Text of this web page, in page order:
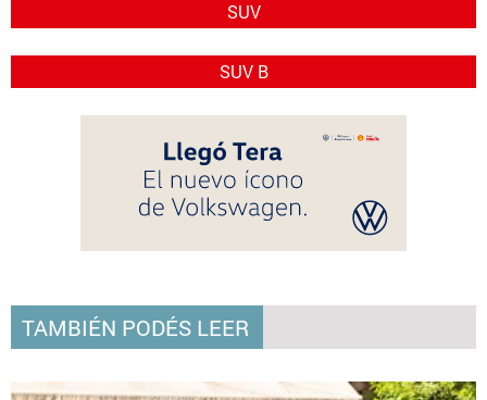
SUV
SUV B
TAMBIÉN PODÉS LEER